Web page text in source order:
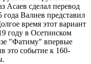
Асаев сделал перевод
года Валиев представил
время этот вариант
году в Осетинском
"Фатиму" впервые
это событие к 160-